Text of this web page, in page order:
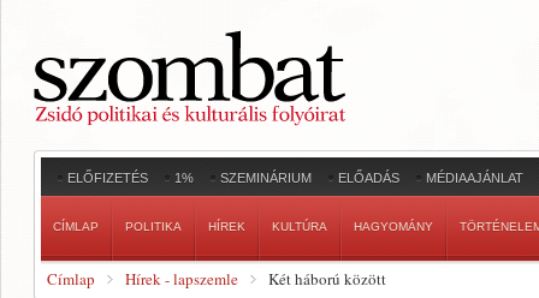
ELŐFIZETÉS 1% SZEMINÁRIUM ELŐADÁS MÉDIAAJÁNLAT
CÍMLAP POLITIKA HÍREK KULTÚRA HAGYOMÁNY
Címlap Hírek - lapszemle Két háború között